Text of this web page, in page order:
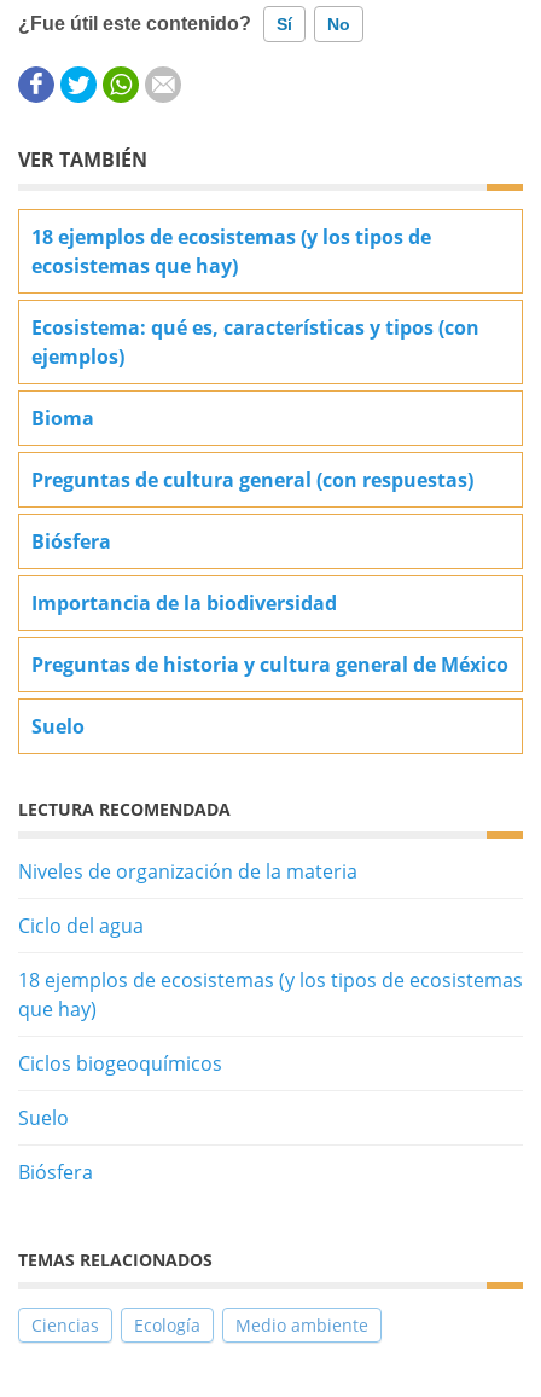
¿Fue útil este contenido? Sí No
Este contenido contiene información incorrecta
Este contenido no tiene la información que busco
VER TAMBIÉN
18 ejemplos de ecosistemas (y los tipos de
ecosistemas que hay)
Ecosistema: qué es, características y tipos (con
ejemplos)
Bioma
Preguntas de cultura general (con respuestas)
Biósfera
Importancia de la biodiversidad
Preguntas de historia y cultura general de México
Suelo
LECTURA RECOMENDADA
Niveles de organización de la materia
Ciclo del agua
18 ejemplos de ecosistemas (y los tipos de ecosistemas
que hay)
Ciclos biogeoquímicos
Suelo
Biósfera
TEMAS RELACIONADOS
Ciencias Ecología Medio ambiente